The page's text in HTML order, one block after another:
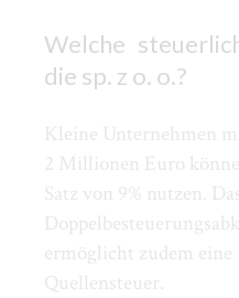
Welche
die sp. z o. o.?
Kleine Unternehmen
2 Millionen Euro
Satz von 9% nutzen.
ermöglicht zudem
Quellensteuer.